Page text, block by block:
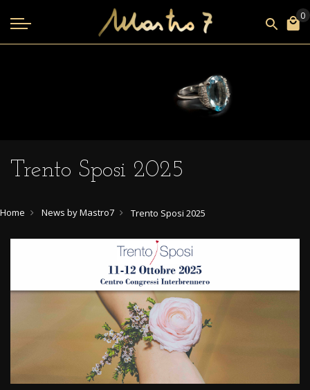
Trento Sposi 2025
Home News by Mastro7 Trento Sposi 2025